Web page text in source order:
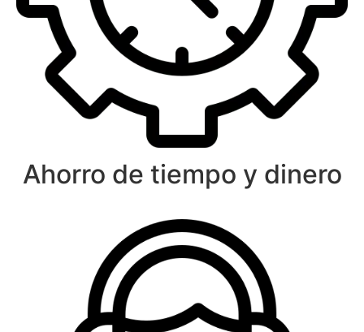
Ahorro de tiempo y dinero